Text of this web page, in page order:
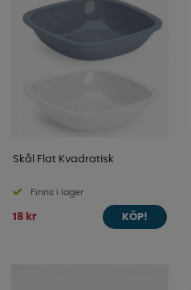
Skål Flat Kvadratisk
Finns i lager
18 kr KÖP!